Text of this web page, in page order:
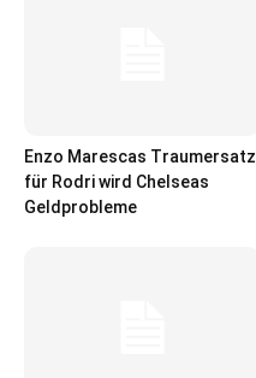
Enzo Marescas Traumersatz
für Rodri wird Chelseas
Geldprobleme